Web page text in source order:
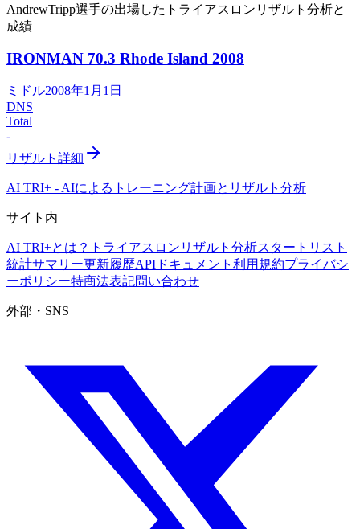
AndrewTripp選手の出場したトライアスロンリザルト分析と
成績
IRONMAN 70.3 Rhode Island 2008
ミドル2008年1月1日
DNS
Total
-
リザルト詳細
AI TRI+ - AIによるトレーニング計画とリザルト分析
サイト内
AI TRI+とは？ トライアスロンリザルト分析スタートリスト
統計サマリー更新履歴APIドキュメント 利用規約プライバシ
ーポリシー特商法表記問い合わせ
外部・SNS